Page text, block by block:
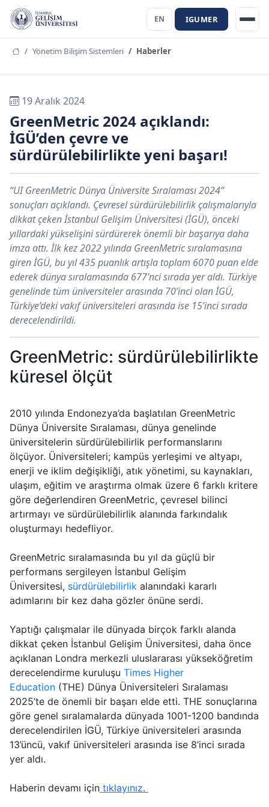
EN IGUMER
Yönetim Bilişim Sistemleri Haberler
19 Aralık 2024
GreenMetric 2024 açıklandı:
İGÜ’den çevre ve
sürdürülebilirlikte yeni başarı!
“UI GreenMetric Dünya Üniversite Sıralaması 2024”
sonuçları açıklandı. Çevresel sürdürülebilirlik çalışmalarıyla
dikkat çeken İstanbul Gelişim Üniversitesi (İGÜ), önceki
yıllardaki yükselişini sürdürerek önemli bir başarıya daha
imza attı. İlk kez 2022 yılında GreenMetric sıralamasına
giren İGÜ, bu yıl 435 puanlık artışla toplam 6070 puan elde
ederek dünya sıralamasında 677’nci sırada yer aldı. Türkiye
genelinde tüm üniversiteler arasında 70’inci olan İGÜ,
Türkiye’deki vakıf üniversiteleri arasında ise 15’inci sırada
derecelendirildi.
GreenMetric: sürdürülebilirlikte
küresel ölçüt
2010 yılında Endonezya’da başlatılan GreenMetric
Dünya Üniversite Sıralaması, dünya genelinde
üniversitelerin sürdürülebilirlik performanslarını
ölçüyor. Üniversiteleri; kampüs yerleşimi ve altyapı,
enerji ve iklim değişikliği, atık yönetimi, su kaynakları,
ulaşım, eğitim ve araştırma olmak üzere 6 farklı kritere
göre değerlendiren GreenMetric, çevresel bilinci
artırmayı ve sürdürülebilirlik alanında farkındalık
oluşturmayı hedefliyor.
GreenMetric sıralamasında bu yıl da güçlü bir
performans sergileyen İstanbul Gelişim
Üniversitesi, sürdürülebilirlik alanındaki kararlı
adımlarını bir kez daha gözler önüne serdi.
Yaptığı çalışmalar ile dünyada birçok farklı alanda
dikkat çeken İstanbul Gelişim Üniversitesi, daha önce
açıklanan Londra merkezli uluslararası yükseköğretim
derecelendirme kuruluşu Times Higher
Education (THE) Dünya Üniversiteleri Sıralaması
2025’te de önemli bir başarı elde etti. THE sonuçlarına
göre genel sıralamalarda dünyada 1001-1200 bandında
derecelendirilen İGÜ, Türkiye üniversiteleri arasında
13’üncü, vakıf üniversiteleri arasında ise 8’inci sırada
yer aldı.
Haberin devamı için tıklayınız.